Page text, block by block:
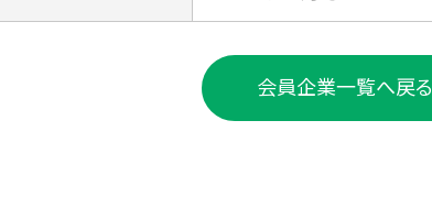
会員企業一覧へ戻る